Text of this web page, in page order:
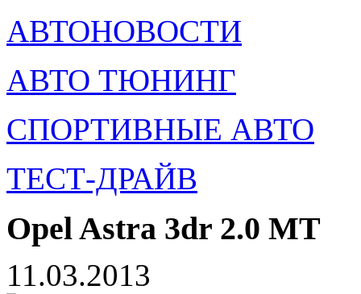
АВТОНОВОСТИ
АВТО ТЮНИНГ
СПОРТИВНЫЕ АВТО
ТЕСТ-ДРАЙВ
Opel Astra 3dr 2.0 MT
11.03.2013